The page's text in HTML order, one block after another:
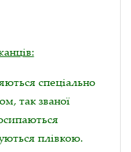
спеціально
так званої
плівкою.